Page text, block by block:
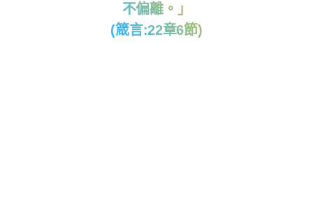
不偏離。」
(箴言:22章6節)